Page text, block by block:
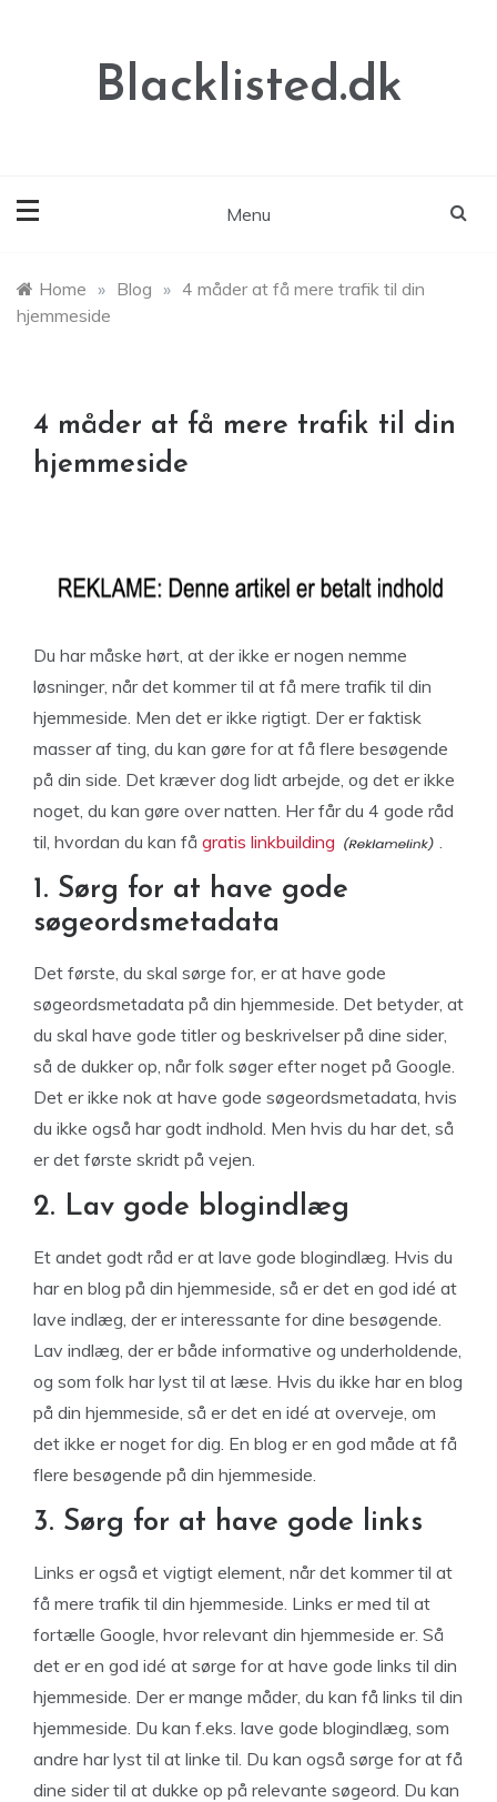
Blacklisted.dk
Menu
Home » Blog » 4 måder at få mere trafik til din
hjemmeside
4 måder at få mere trafik til din
hjemmeside
Du har måske hørt, at der ikke er nogen nemme
løsninger, når det kommer til at få mere trafik til din
hjemmeside. Men det er ikke rigtigt. Der er faktisk
masser af ting, du kan gøre for at få flere besøgende
på din side. Det kræver dog lidt arbejde, og det er ikke
noget, du kan gøre over natten. Her får du 4 gode råd
til, hvordan du kan få gratis linkbuilding .
1. Sørg for at have gode
søgeordsmetadata
Det første, du skal sørge for, er at have gode
søgeordsmetadata på din hjemmeside. Det betyder, at
du skal have gode titler og beskrivelser på dine sider,
så de dukker op, når folk søger efter noget på Google.
Det er ikke nok at have gode søgeordsmetadata, hvis
du ikke også har godt indhold. Men hvis du har det, så
er det første skridt på vejen.
2. Lav gode blogindlæg
Et andet godt råd er at lave gode blogindlæg. Hvis du
har en blog på din hjemmeside, så er det en god idé at
lave indlæg, der er interessante for dine besøgende.
Lav indlæg, der er både informative og underholdende,
og som folk har lyst til at læse. Hvis du ikke har en blog
på din hjemmeside, så er det en idé at overveje, om
det ikke er noget for dig. En blog er en god måde at få
flere besøgende på din hjemmeside.
3. Sørg for at have gode links
Links er også et vigtigt element, når det kommer til at
få mere trafik til din hjemmeside. Links er med til at
fortælle Google, hvor relevant din hjemmeside er. Så
det er en god idé at sørge for at have gode links til din
hjemmeside. Der er mange måder, du kan få links til din
hjemmeside. Du kan f.eks. lave gode blogindlæg, som
andre har lyst til at linke til. Du kan også sørge for at få
dine sider til at dukke op på relevante søgeord. Du kan